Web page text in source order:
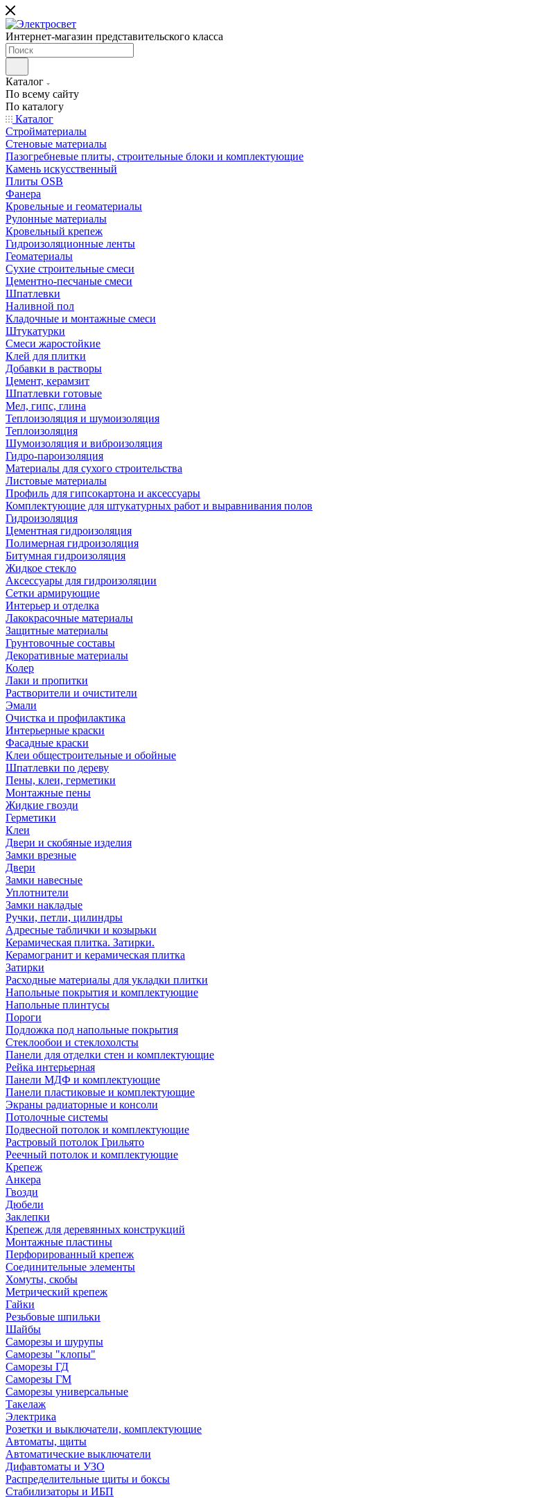
Интернет-магазин представительского класса
Каталог
По всему сайту
По каталогу
Каталог
Стройматериалы
Стеновые материалы
Пазогребневые плиты, строительные блоки и комплектующие
Камень искусственный
Плиты OSB
Фанера
Кровельные и геоматериалы
Рулонные материалы
Кровельный крепеж
Гидроизоляционные ленты
Геоматериалы
Сухие строительные смеси
Цементно-песчаные смеси
Шпатлевки
Наливной пол
Кладочные и монтажные смеси
Штукатурки
Смеси жаростойкие
Клей для плитки
Добавки в растворы
Цемент, керамзит
Шпатлевки готовые
Мел, гипс, глина
Теплоизоляция и шумоизоляция
Теплоизоляция
Шумоизоляция и виброизоляция
Гидро-пароизоляция
Материалы для сухого строительства
Листовые материалы
Профиль для гипсокартона и аксессуары
Комплектующие для штукатурных работ и выравнивания полов
Гидроизоляция
Цементная гидроизоляция
Полимерная гидроизоляция
Битумная гидроизоляция
Жидкое стекло
Аксессуары для гидроизоляции
Сетки армирующие
Интерьер и отделка
Лакокрасочные материалы
Защитные материалы
Грунтовочные составы
Декоративные материалы
Колер
Лаки и пропитки
Растворители и очистители
Эмали
Очистка и профилактика
Интерьерные краски
Фасадные краски
Клеи общестроительные и обойные
Шпатлевки по дереву
Пены, клеи, герметики
Монтажные пены
Жидкие гвозди
Герметики
Клеи
Двери и скобяные изделия
Замки врезные
Двери
Замки навесные
Уплотнители
Замки накладые
Ручки, петли, цилиндры
Адресные таблички и козырьки
Керамическая плитка. Затирки.
Керамогранит и керамическая плитка
Затирки
Расходные материалы для укладки плитки
Напольные покрытия и комплектующие
Напольные плинтусы
Пороги
Подложка под напольные покрытия
Стеклообои и стеклохолсты
Панели для отделки стен и комплектующие
Рейка интерьерная
Панели МДФ и комплектующие
Панели пластиковые и комплектующие
Экраны радиаторные и консоли
Потолочные системы
Подвесной потолок и комплектующие
Растровый потолок Грильято
Реечный потолок и комплектующие
Крепеж
Анкера
Гвозди
Дюбели
Заклепки
Крепеж для деревянных конструкций
Монтажные пластины
Перфорированный крепеж
Соединительные элементы
Хомуты, скобы
Метрический крепеж
Гайки
Резьбовые шпильки
Шайбы
Саморезы и шурупы
Саморезы "клопы"
Саморезы ГД
Саморезы ГМ
Саморезы универсальные
Такелаж
Электрика
Розетки и выключатели, комплектующие
Автоматы, щиты
Автоматические выключатели
Дифавтоматы и УЗО
Распределительные щиты и боксы
Стабилизаторы и ИБП